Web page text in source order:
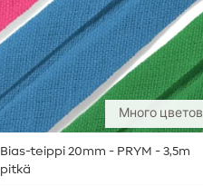
Много цветов
Bias-teippi 20mm - PRYM - 3,5m
pitkä